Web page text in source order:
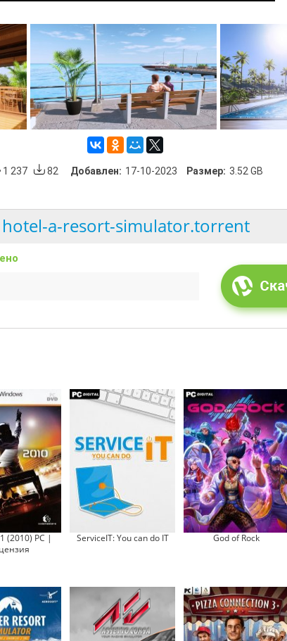
1 237 82 Добавлен: 17-10-2023 Размер: 3.52 GB
hotel-a-resort-simulator.torrent
(2010) PC |
ServiceIT: You can do IT God of Rock